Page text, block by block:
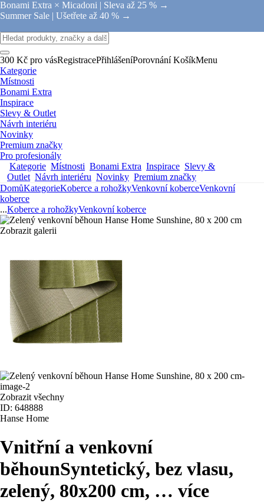
Bonami Extra × Micadoni | Sleva až 25 % →
Summer Sale | Ušetřete až 40 % →
300 Kč pro vásRegistracePřihlášeníPorovnání KošíkMenu
Kategorie
Místnosti
Bonami Extra
Inspirace
Slevy & Outlet
Návrh interiéru
Novinky
Premium značky
Pro profesionály
Kategorie Místnosti Bonami Extra Inspirace Slevy &
Outlet Návrh interiéru Novinky Premium značky
DomůKategorieKoberce a rohožkyVenkovní koberceVenkovní
koberce
...Koberce a rohožkyVenkovní koberce
Zobrazit galerii
Zobrazit všechny
ID: 648888
Hanse Home
Vnitřní a venkovní
běhounSyntetický, bez vlasu,
zelený, 80x200 cm, … více